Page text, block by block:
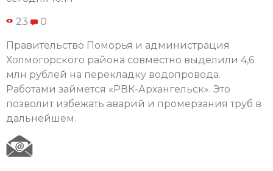
23 0
Правительство Поморья и администрация
Холмогорского района совместно выделили 4,6
млн рублей на перекладку водопровода.
Работами займется «РВК-Архангельск». Это
позволит избежать аварий и промерзания труб в
дальнейшем.